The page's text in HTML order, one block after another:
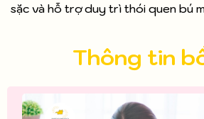
sặc và hỗ trợ duy trì thói quen bú
Thông tin